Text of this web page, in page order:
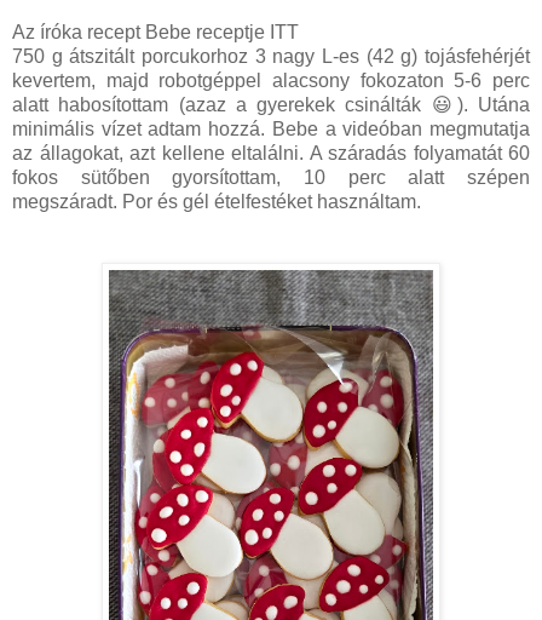
Az íróka recept Bebe receptje ITT
750 g átszitált porcukorhoz 3 nagy L-es (42 g) tojásfehérjét
kevertem, majd robotgéppel alacsony fokozaton 5-6 perc
alatt habosítottam (azaz a gyerekek csinálták 😃). Utána
minimális vízet adtam hozzá. Bebe a videóban megmutatja
az állagokat, azt kellene eltalálni. A száradás folyamatát 60
fokos sütőben gyorsítottam, 10 perc alatt szépen
megszáradt. Por és gél ételfestéket használtam.